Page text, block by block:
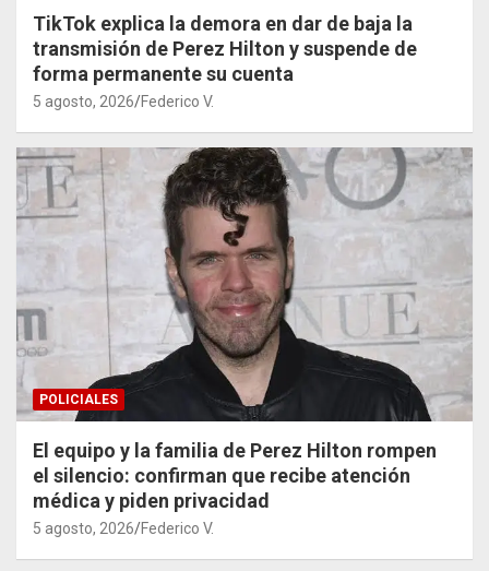
TikTok explica la demora en dar de baja la
transmisión de Perez Hilton y suspende de
forma permanente su cuenta
5 agosto, 2026 Federico V.
POLICIALES
El equipo y la familia de Perez Hilton rompen
el silencio: confirman que recibe atención
médica y piden privacidad
5 agosto, 2026 Federico V.